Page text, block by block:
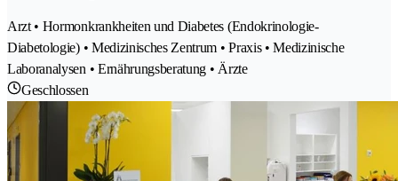
Arzt • Hormonkrankheiten und Diabetes (Endokrinologie-
Diabetologie) • Medizinisches Zentrum • Praxis • Medizinische
Laboranalysen • Ernährungsberatung • Ärzte
Geschlossen